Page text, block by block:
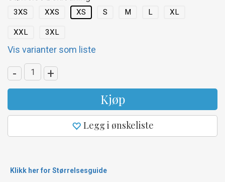
3XS XXS XS S M L XL
XXL 3XL
Vis varianter som liste
- +
Kjøp
Legg i ønskeliste
Klikk her for Størrelsesguide